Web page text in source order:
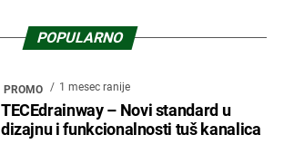
POPULARNO
PROMO 1 mesec ranije
TECEdrainway – Novi standard u
dizajnu i funkcionalnosti tuš kanalica